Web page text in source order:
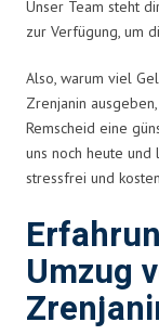
Unser Team steht
zur Verfügung, um
Also, warum viel
Zrenjanin
Remscheid eine
uns noch heute
stressfrei und
Umzug